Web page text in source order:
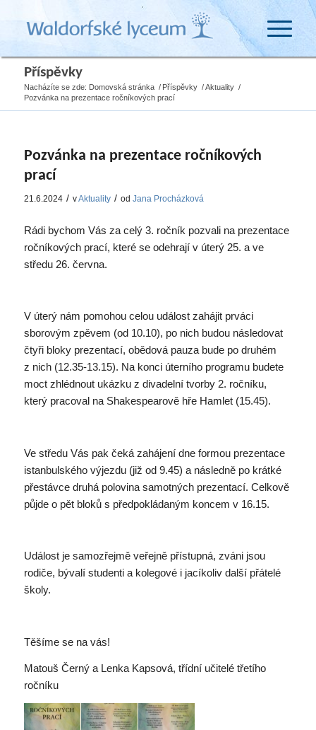
Příspěvky
Nacházíte se zde: Domovská stránka / Příspěvky / Aktuality /
Pozvánka na prezentace ročníkových prací
Pozvánka na prezentace ročníkových
prací
21.6.2024 / vAktuality / od Jana Procházková
Rádi bychom Vás za celý 3. ročník pozvali na prezentace
ročníkových prací, které se odehrají v úterý 25. a ve
středu 26. června.
V úterý nám pomohou celou událost zahájit prváci
sborovým zpěvem (od 10.10), po nich budou následovat
čtyři bloky prezentací, obědová pauza bude po druhém
z nich (12.35-13.15). Na konci úterního programu budete
moct zhlédnout ukázku z divadelní tvorby 2. ročníku,
který pracoval na Shakespearově hře Hamlet (15.45).
Ve středu Vás pak čeká zahájení dne formou prezentace
istanbulského výjezdu (již od 9.45) a následně po krátké
přestávce druhá polovina samotných prezentací. Celkově
půjde o pět bloků s předpokládaným koncem v 16.15.
Událost je samozřejmě veřejně přístupná, zváni jsou
rodiče, bývalí studenti a kolegové i jacíkoliv další přátelé
školy.
Těšíme se na vás!
Matouš Černý a Lenka Kapsová, třídní učitelé třetího
ročníku